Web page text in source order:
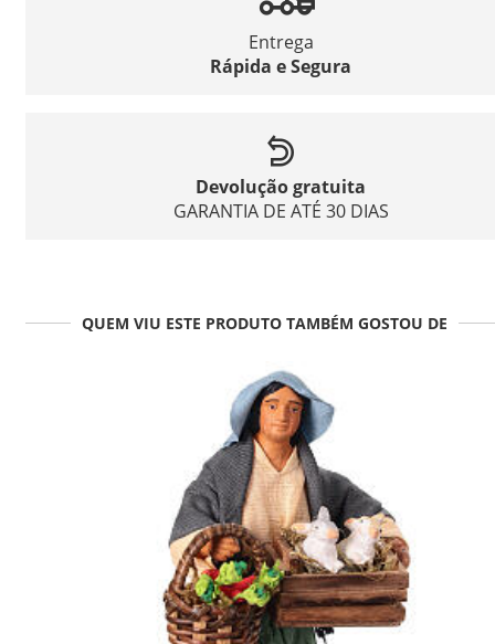
Entrega
Rápida e Segura
Devolução gratuita
GARANTIA DE ATÉ 30 DIAS
QUEM VIU ESTE PRODUTO TAMBÉM GOSTOU DE